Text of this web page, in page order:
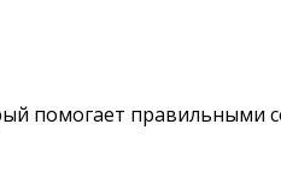
помогает правильными